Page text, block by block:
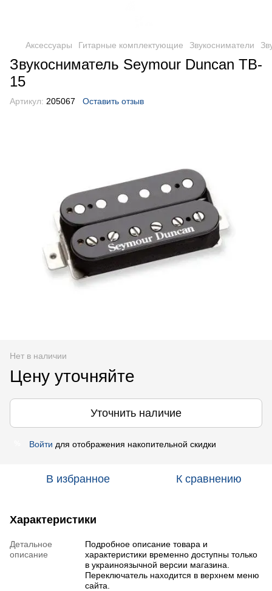
Аксессуары Гитарные комплектующие Звукосниматели
Звукосниматель Seymour Duncan TB-
15
Артикул: 205067 Оставить отзыв
Нет в наличии
Цену уточняйте
Уточнить наличие
Войти для отображения накопительной скидки
В избранное К сравнению
Характеристики
Детальное
описание
Подробное описание товара и
характеристики временно доступны только
в украиноязычной версии магазина.
Переключатель находится в верхнем меню
сайта.